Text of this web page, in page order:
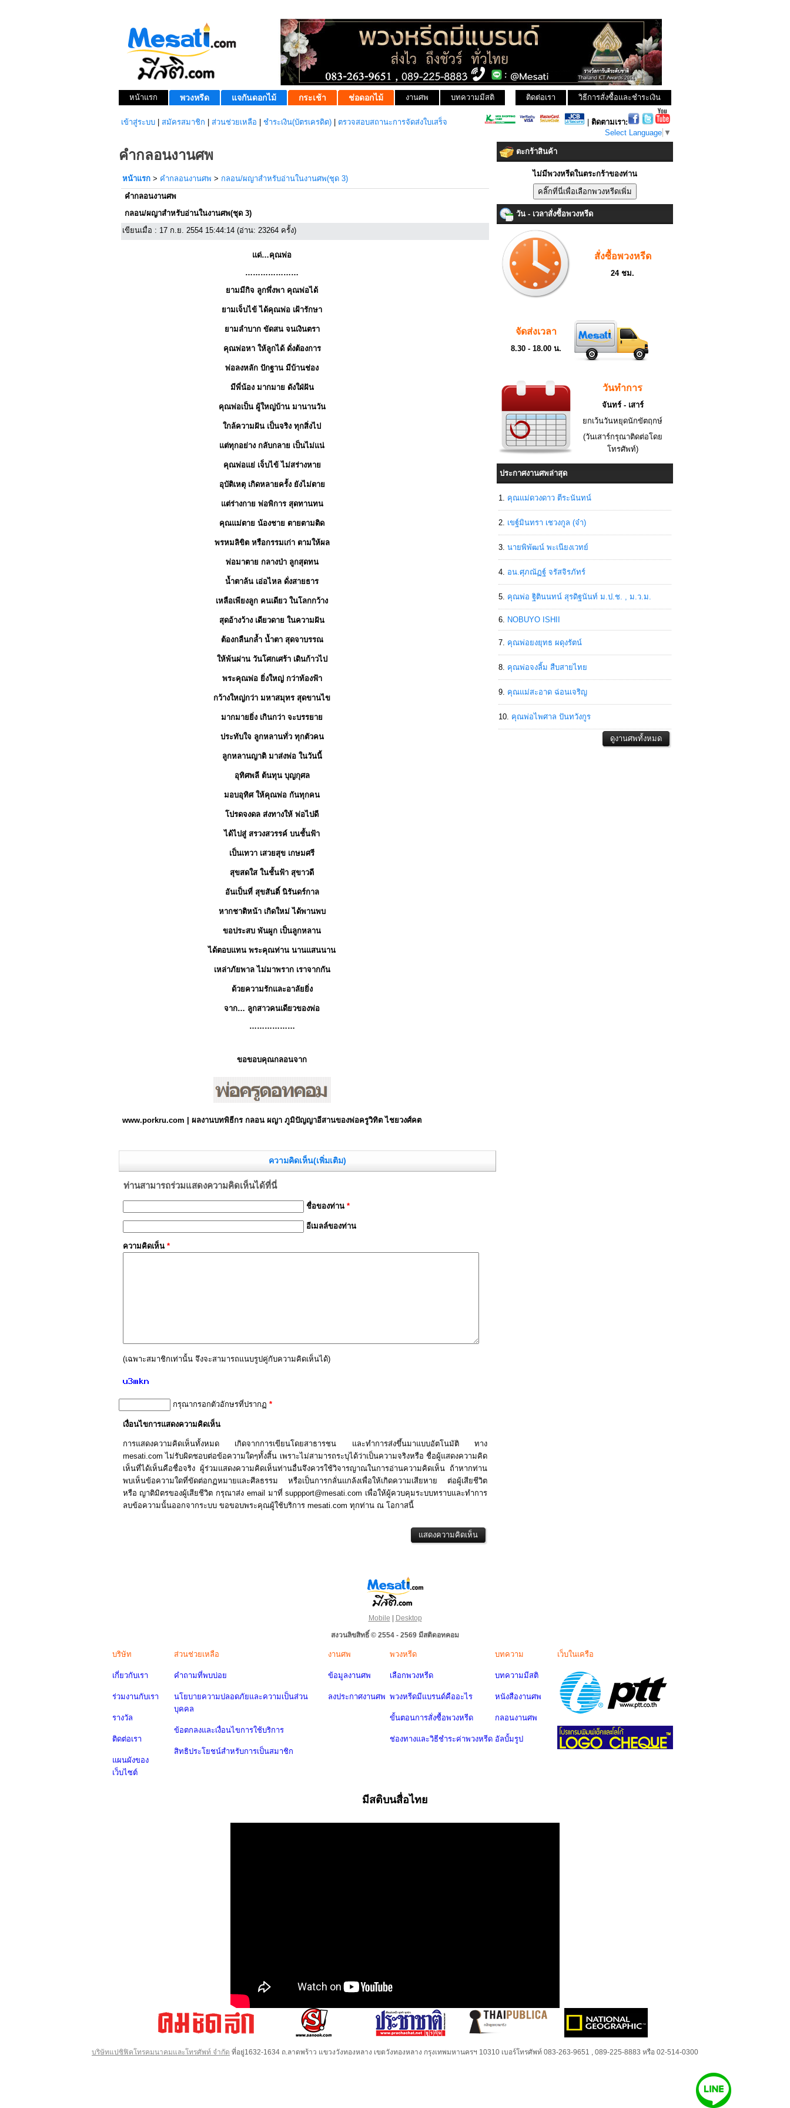
หน้าแรก พวงหรีด แจกันดอกไม้ กระเช้า ช่อดอกไม้ งานศพ บทความมีสติ วิธีการสั่งซื้อและชำระเงิน
ติดต่อเรา
เข้าสู่ระบบ สมัครสมาชิก ส่วนช่วยเหลือ ชำระเงิน(บัตรเครดิต) ตรวจสอบสถานะการจัดส่งใบเสร็จ
ติดตามเรา:
Select Language ▼
คำกลอนงานศพ
หน้าแรก > คำกลอนงานศพ > กลอน/ผญาสำหรับอ่านในงานศพ(ชุด 3)
คำกลอนงานศพ
กลอน/ผญาสำหรับอ่านในงานศพ(ชุด 3)
เขียนเมื่อ : 17 ก.ย. 2554 15:44:14 (อ่าน: 23264 ครั้ง)
แด่…คุณพ่อ
…………………
ยามมีกิจ ลูกพึ่งพา คุณพ่อได้
ยามเจ็บไข้ ได้คุณพ่อ เฝ้ารักษา
ยามลำบาก ขัดสน จนเงินตรา
คุณพ่อหา ให้ลูกได้ ดั่งต้องการ
พ่อลงหลัก ปักฐาน มีบ้านช่อง
มีพี่น้อง มากมาย ดังใฝ่ฝัน
คุณพ่อเป็น ผู้ใหญ่บ้าน มานานวัน
ใกล้ความฝัน เป็นจริง ทุกสิ่งไป
แต่ทุกอย่าง กลับกลาย เป็นไม่แน่
คุณพ่อแย่ เจ็บไข้ ไม่สร่างหาย
อุบัติเหตุ เกิดหลายครั้ง ยังไม่ตาย
แต่ร่างกาย พ่อพิการ สุดทานทน
คุณแม่ตาย น้องชาย ตายตามติด
พรหมลิขิต หรือกรรมเก่า ตามให้ผล
พ่อมาตาย กลางป่า ลูกสุดทน
น้ำตาล้น เอ่อไหล ดั่งสายธาร
เหลือเพียงลูก คนเดียว ในโลกกว้าง
สุดอ้างว้าง เดียวดาย ในความฝัน
ต้องกลืนกล้ำ น้ำตา สุดจาบรรณ
ให้พ้นผ่าน วันโศกเศร้า เดินก้าวไป
พระคุณพ่อ ยิ่งใหญ่ กว่าท้องฟ้า
กว้างใหญ่กว่า มหาสมุทร สุดขานไข
มากมายยิ่ง เกินกว่า จะบรรยาย
ประทับใจ ลูกหลานทั่ว ทุกตัวคน
ลูกหลานญาติ มาส่งพ่อ ในวันนี้
อุทิศพลี ต้นทุน บุญกุศล
มอบอุทิศ ให้คุณพ่อ กันทุกคน
โปรดจงดล ส่งทางให้ พ่อไปดี
ได้ไปสู่ สรวงสวรรค์ บนชั้นฟ้า
เป็นเทวา เสวยสุข เกษมศรี
สุขสดใส ในชั้นฟ้า สุขาวดี
อันเป็นที่ สุขสันติ์ นิรันดร์กาล
หากชาติหน้า เกิดใหม่ ได้พานพบ
ขอประสบ พันผูก เป็นลูกหลาน
ได้ตอบแทน พระคุณท่าน นานแสนนาน
เหล่าภัยพาล ไม่มาพราก เราจากกัน
ด้วยความรักและอาลัยยิ่ง
จาก… ลูกสาวคนเดียวของพ่อ
………………
ขอขอบคุณกลอนจาก
www.porkru.com | ผลงานบทพิธีกร กลอน ผญา ภูมิปัญญาอีสานของพ่อครูวิทิต ไชยวงศ์คต
ความคิดเห็น(เพิ่มเติม)
ท่านสามารถร่วมแสดงความคิดเห็นได้ที่นี่
ชื่อของท่าน*
อีเมลล์ของท่าน
ความคิดเห็น *
(เฉพาะสมาชิกเท่านั้น จึงจะสามารถแนบรูปคู่กับความคิดเห็นได้)
กรุณากรอกตัวอักษรที่ปรากฏ *
เงื่อนไขการแสดงความคิดเห็น
การแสดงความคิดเห็นทั้งหมด เกิดจากการเขียนโดยสาธารชน และทำการส่งขึ้นมาแบบอัตโนมัติ ทาง
mesati.com ไม่รับผิดชอบต่อข้อความใดๆทั้งสิ้น เพราะไม่สามารถระบุได้ว่าเป็นความจริงหรือ ชื่อผู้แสดงความคิด
เห็นที่ได้เห็นคือชื่อจริง ผู้ร่วมแสดงความคิดเห็นท่านอื่นจึงควรใช้วิจารญาณในการอ่านความคิดเห็น ถ้าหากท่าน
พบเห็นข้อความใดที่ขัดต่อกฏหมายและศีลธรรม หรือเป็นการกลั่นแกล้งเพื่อให้เกิดความเสียหาย ต่อผู้เสียชีวิต
หรือ ญาติมิตรของผู้เสียชีวิต กรุณาส่ง email มาที่ suppport@mesati.com เพื่อให้ผู้ควบคุมระบบทราบและทำการ
ลบข้อความนั้นออกจากระบบ ขอขอบพระคุณผู้ใช้บริการ mesati.com ทุกท่าน ณ โอกาสนี้
ตะกร้าสินค้า
ไม่มีพวงหรีดในตระกร้าของท่าน
วัน - เวลาสั่งซื้อพวงหรีด
สั่งซื้อพวงหรีด
24 ชม.
จัดส่งเวลา
8.30 - 18.00 น.
วันทำการ
จันทร์ - เสาร์
ยกเว้นวันหยุดนักขัตฤกษ์
(วันเสาร์กรุณาติดต่อโดย
โทรศัพท์)
ประกาศงานศพล่าสุด
คุณแม่ดวงดาว ตีระนันทน์
เขฐ์มินทรา เชวงกูล (จ๋า)
นายพิพัฒน์ พะเนียงเวทย์
อน.ศุภณัฏฐ์ จรัสจิรภัทร์
คุณพ่อ ฐิตินนทน์ สุรดิฐนันท์ ม.ป.ช. , ม.ว.ม.
NOBUYO ISHII
คุณพ่อยงยุทธ ผดุงรัตน์
คุณพ่อจงลิ้ม สืบสายไทย
คุณแม่สะอาด ฉ่อนเจริญ
คุณพ่อไพศาล ปันทวังกูร
Mobile | Desktop
สงวนลิขสิทธิ์ © 2554 - 2569 มีสติดอทคอม
บริษัท
เกี่ยวกับเรา
ร่วมงานกับเรา
รางวัล
ติดต่อเรา
แผนผังของ
เว็บไซต์
ส่วนช่วยเหลือ
คำถามที่พบบ่อย
นโยบายความปลอดภัยและความเป็นส่วน
บุคคล
ข้อตกลงและเงื่อนไขการใช้บริการ
สิทธิประโยชน์สำหรับการเป็นสมาชิก
งานศพ
ข้อมูลงานศพ
ลงประกาศงานศพ
พวงหรีด
เลือกพวงหรีด
พวงหรีดมีแบรนด์คืออะไร
ขั้นตอนการสั่งซื้อพวงหรีด
ช่องทางและวิธีชำระค่าพวงหรีด
บทความ
บทความมีสติ
หนังสืองานศพ
กลอนงานศพ
อัลบั้มรูป
เว็บในเครือ
มีสติบนสื่อไทย
บริษัทแปซิฟิคโทรคมนาคมและโทรศัพท์ จำกัด ที่อยู่1632-1634 ถ.ลาดพร้าว แขวงวังทองหลาง เขตวังทองหลาง กรุงเทพมหานครฯ 10310 เบอร์โทรศัพท์ 083-263-9651 , 089-225-8883 หรือ 02-514-0300